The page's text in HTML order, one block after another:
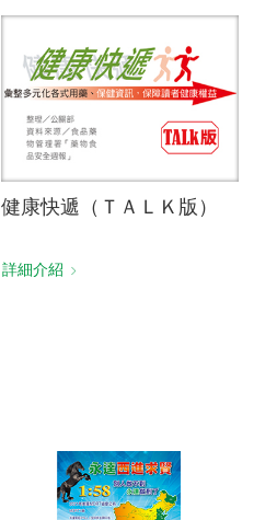
健康快遞（ＴＡＬＫ版）
詳細介紹